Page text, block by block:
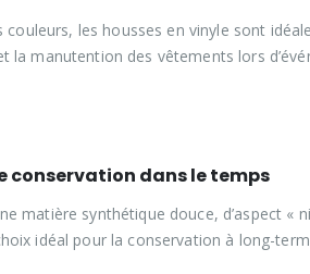
les housses en vinyle sont
la manutention des vêtements lors
conservation dans le temps
matière synthétique douce, d’aspect «
idéal pour la conservation à long-